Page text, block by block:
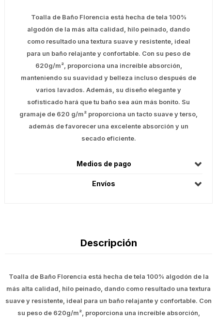
Toalla de Baño Florencia está hecha de tela 100%
algodón de la más alta calidad, hilo peinado, dando
como resultado una textura suave y resistente, ideal
para un baño relajante y confortable. Con su peso de
620g/m², proporciona una increíble absorción,
manteniendo su suavidad y belleza incluso después de
varios lavados. Además, su diseño elegante y
sofisticado hará que tu baño sea aún más bonito. Su
gramaje de 620 g/m² proporciona un tacto suave y terso,
además de favorecer una excelente absorción y un
secado eficiente.
Medios de pago
Envíos
Descripción
Toalla de Baño Florencia está hecha de tela 100% algodón de la
más alta calidad, hilo peinado, dando como resultado una textura
suave y resistente, ideal para un baño relajante y confortable. Con
su peso de 620g/m², proporciona una increíble absorción,